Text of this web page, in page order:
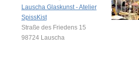
Lauscha Glaskunst - Atelier
SpissKist
Straße des Friedens 15
98724 Lauscha